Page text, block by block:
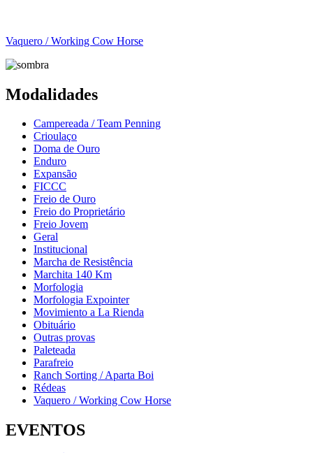
Vaquero / Working Cow Horse
Modalidades
Campereada / Team Penning
Crioulaço
Doma de Ouro
Enduro
Expansão
FICCC
Freio de Ouro
Freio do Proprietário
Freio Jovem
Geral
Institucional
Marcha de Resistência
Marchita 140 Km
Morfologia
Morfologia Expointer
Movimiento a La Rienda
Obituário
Outras provas
Paleteada
Parafreio
Ranch Sorting / Aparta Boi
Rédeas
Vaquero / Working Cow Horse
EVENTOS